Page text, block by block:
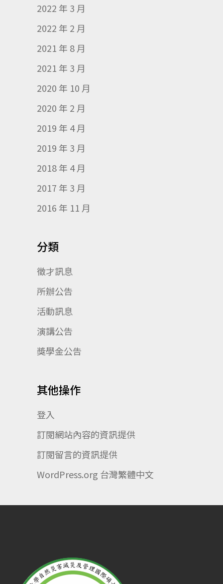
2022 年 3 月
2022 年 2 月
2021 年 8 月
2021 年 3 月
2020 年 10 月
2020 年 2 月
2019 年 4 月
2019 年 3 月
2018 年 4 月
2017 年 3 月
2016 年 11 月
分類
徵才訊息
所辦公告
活動訊息
演講公告
獎學金公告
其他操作
登入
訂閱網站內容的資訊提供
訂閱留言的資訊提供
WordPress.org 台灣繁體中文